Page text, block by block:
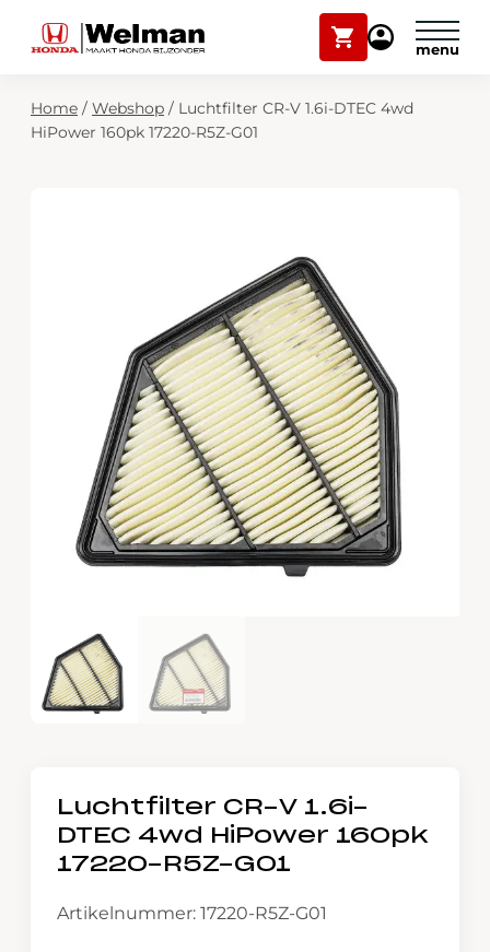
Winkelwagen
Mijn
Modellen
Zoekfunctie
Home / Webshop / Luchtfilter CR-V 1.6i-DTEC 4wd
HiPower 160pk 17220-R5Z-G01
Luchtfilter CR-V 1.6i-
DTEC 4wd HiPower 160pk
17220-R5Z-G01
Artikelnummer: 17220-R5Z-G01